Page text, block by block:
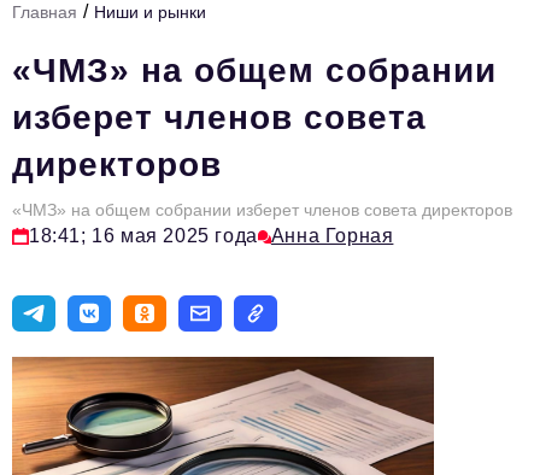
Инфраструктура развития
Технологии и тренды
Ниши и рынки
Цитаты
Туризм
Импортозамещение
Топ-100 влиятельных людей Свердловской области
Авторские материалы
Главная / Ниши и рынки
«ЧМЗ» на общем собрании
изберет членов совета
директоров
«ЧМЗ» на общем собрании изберет членов совета директоров
18:41; 16 мая 2025 года Анна Горная